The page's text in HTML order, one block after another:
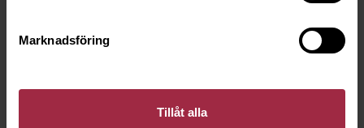
Marknadsföring
Tillåt alla